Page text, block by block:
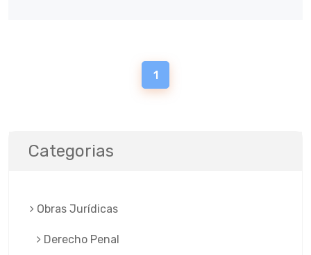
1
Categorias
Obras Jurí­dicas
Derecho Penal